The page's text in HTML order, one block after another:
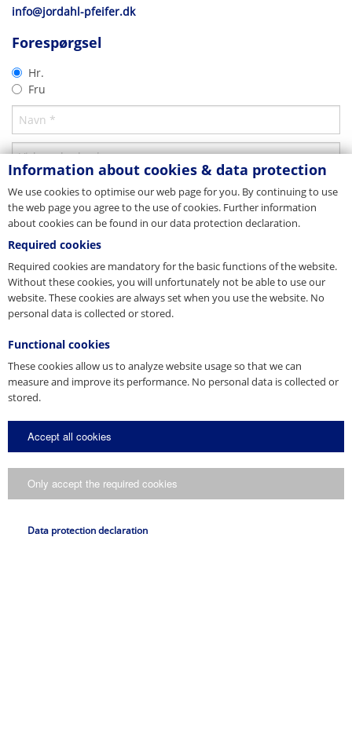
Hybridbeam
Kundeinformation
Løsninger itl parkeringshuse
Datterselskab
info@jordahl-pfeifer.dk
Forespørgsel
Hr.
Fru
* Pligtfelter
Jeg accepterer, at mine oplysninger bliver behandlet i henhold til deres
Information about cookies & data protection
We use cookies to optimise our web page for you. By continuing to use
the web page you agree to the use of cookies. Further information
about cookies can be found in our data protection declaration.
Required cookies
Required cookies are mandatory for the basic functions of the website.
Without these cookies, you will unfortunately not be able to use our
website. These cookies are always set when you use the website. No
personal data is collected or stored.
Functional cookies
These cookies allow us to analyze website usage so that we can
measure and improve its performance. No personal data is collected or
stored.
Accept all cookies
Only accept the required cookies
Data protection declaration